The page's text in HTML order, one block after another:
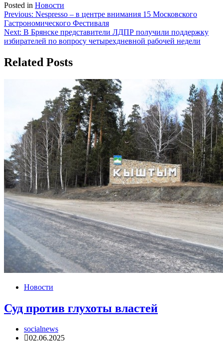
Posted in Новости
Навигация
по
записям
Previous: Nespresso – в центре внимания 15 Московского
Гастрономического Фестиваля
Next: В Брянске представители ЛДПР получили поддержку
избирателей по вопросу четырехдневной рабочей недели
Related Posts
Новости
Суд против глухоты властей
socialnews
02.06.2025